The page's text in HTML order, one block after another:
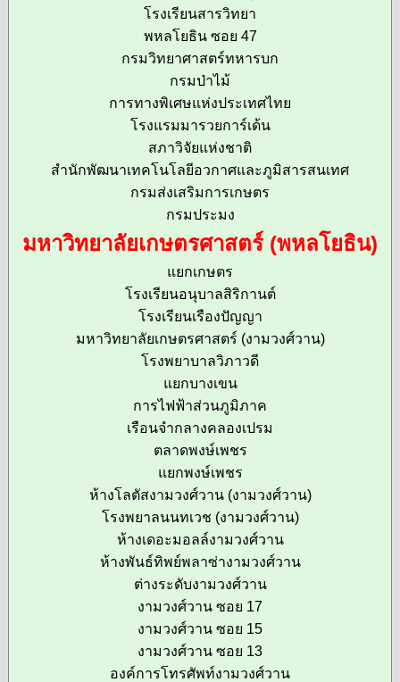
โรงเรียนสารวิทยา
พหลโยธิน ซอย 47
กรมวิทยาศาสตร์ทหารบก
กรมป่าไม้
การทางพิเศษแห่งประเทศไทย
โรงแรมมารวยการ์เด้น
สภาวิจัยแห่งชาติ
สำนักพัฒนาเทคโนโลยีอวกาศและภูมิสารสนเทศ
กรมส่งเสริมการเกษตร
กรมประมง
มหาวิทยาลัยเกษตรศาสตร์ (พหลโยธิน)
แยกเกษตร
โรงเรียนอนุบาลสิริกานต์
โรงเรียนเรืองปัญญา
มหาวิทยาลัยเกษตรศาสตร์ (งามวงศ์วาน)
โรงพยาบาลวิภาวดี
แยกบางเขน
การไฟฟ้าส่วนภูมิภาค
เรือนจำกลางคลองเปรม
ตลาดพงษ์เพชร
แยกพงษ์เพชร
ห้างโลตัสงามวงศ์วาน (งามวงศ์วาน)
โรงพยาลนนทเวช (งามวงศ์วาน)
ห้างเดอะมอลล์งามวงศ์วาน
ห้างพันธ์ทิพย์พลาซ่างามวงศ์วาน
ต่างระดับงามวงศ์วาน
งามวงศ์วาน ซอย 17
งามวงศ์วาน ซอย 15
งามวงศ์วาน ซอย 13
องค์การโทรศัพท์งามวงศ์วาน